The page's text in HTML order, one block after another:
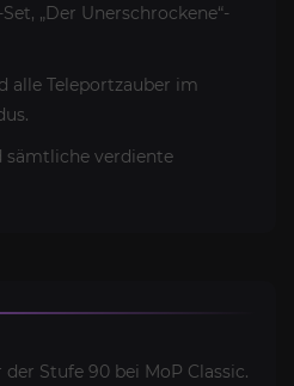
„Der Unerschrockene“-
alle Teleportzauber im
sämtliche verdiente
Stufe 90 bei MoP Classic.